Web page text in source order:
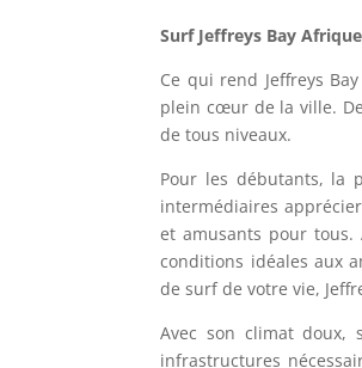
Surf Jeffreys Bay
Ce qui rend Jeffreys
plein cœur de la ville.
de tous niveaux.
Pour les débutants, la
intermédiaires
et amusants pour tous.
conditions idéales aux
de surf de votre vie,
Avec son climat doux,
infrastructures